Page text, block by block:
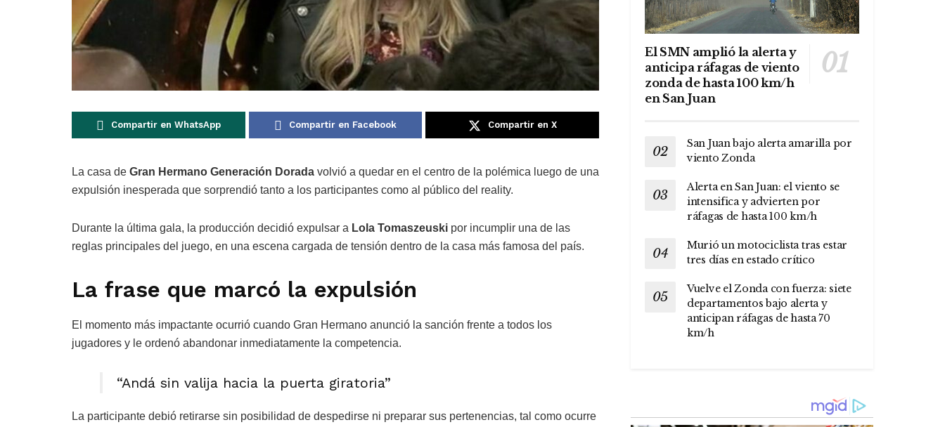
Compartir en WhatsApp Compartir en Facebook Compartir en X
La casa de Gran Hermano Generación Dorada volvió a quedar en el centro de la polémica luego de una
expulsión inesperada que sorprendió tanto a los participantes como al público del reality.
Durante la última gala, la producción decidió expulsar a Lola Tomaszeuski por incumplir una de las
reglas principales del juego, en una escena cargada de tensión dentro de la casa más famosa del país.
La frase que marcó la expulsión
El momento más impactante ocurrió cuando Gran Hermano anunció la sanción frente a todos los
jugadores y le ordenó abandonar inmediatamente la competencia.
“Andá sin valija hacia la puerta giratoria”
La participante debió retirarse sin posibilidad de despedirse ni preparar sus pertenencias, tal como ocurre
El SMN amplió la alerta y
anticipa ráfagas de viento
zonda de hasta 100 km/h
en San Juan
San Juan bajo alerta amarilla por
viento Zonda
Alerta en San Juan: el viento se
intensifica y advierten por
ráfagas de hasta 100 km/h
Murió un motociclista tras estar
tres días en estado crítico
Vuelve el Zonda con fuerza: siete
departamentos bajo alerta y
anticipan ráfagas de hasta 70
km/h